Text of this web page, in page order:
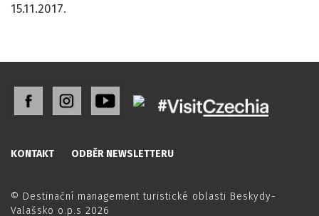
15.11.2017.
KONTAKT ODBĚR NEWSLETTERU
© Destinační management turistické oblasti Beskydy-
Valašsko o.p.s 2026